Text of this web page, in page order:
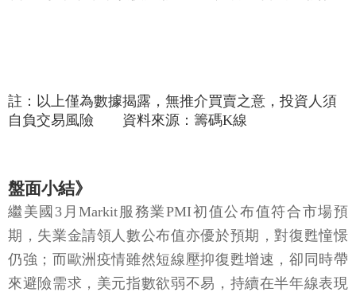
註：以上僅為數據揭露，無推介買賣之意，投資人須
自負交易風險 資料來源：籌碼K線
盤面小結》
繼美國3月Markit服務業PMI初值公布值符合市場預
期，失業金請領人數公布值亦優於預期，對復甦憧憬
仍強；而歐洲疫情雖然短線壓抑復甦增速，卻同時帶
來避險需求，美元指數欲弱不易，持續在半年線表現